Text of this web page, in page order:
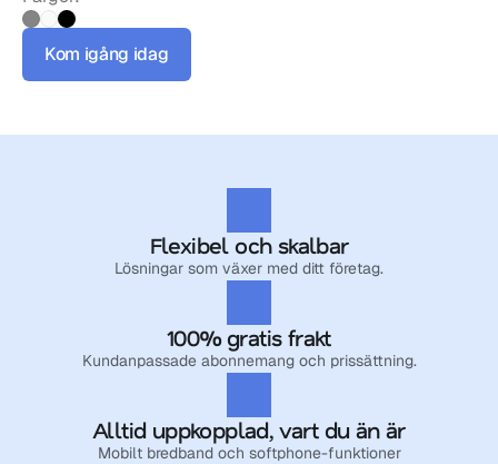
Kom igång idag
Flexibel och skalbar
Lösningar som växer med ditt företag.
100% gratis frakt
Kundanpassade abonnemang och prissättning.
Alltid uppkopplad, vart du än är
Mobilt bredband och softphone-funktioner